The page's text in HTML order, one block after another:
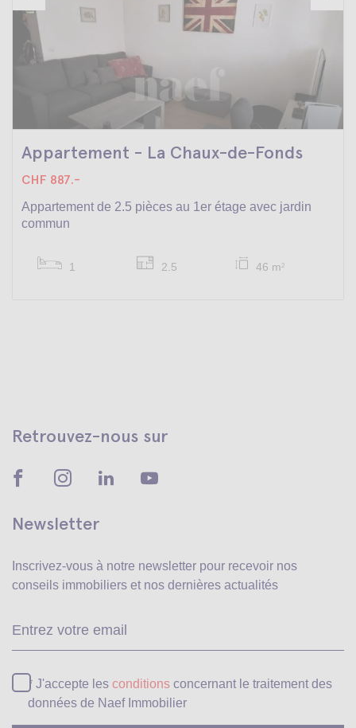
Appartement - La Chaux-de-Fonds
CHF 887.-
Appartement de 2.5 pièces au 1er étage avec jardin
commun
1 2.5 46 m2
Retrouvez-nous sur
Newsletter
Inscrivez-vous à notre newsletter pour recevoir nos
conseils immobiliers et nos dernières actualités
* J'accepte les conditions concernant le traitement des
données de Naef Immobilier